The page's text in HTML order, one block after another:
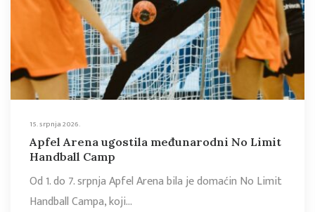
15. srpnja 2026.
Apfel Arena ugostila međunarodni No Limit
Handball Camp
Od 1. do 7. srpnja Apfel Arena bila je domaćin No Limit
Handball Campa, koji…